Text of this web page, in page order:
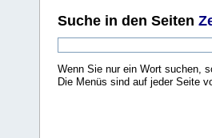
Suche in den Seiten
Wenn Sie nur ein Wort suchen,
Die Menüs sind auf jeder Seite